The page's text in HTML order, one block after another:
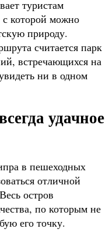
туристам
которой можно
природу.
считается парк
встречающихся на
ни в одном
удачное
в пешеходных
отличной
остров
по которым не
его точку.